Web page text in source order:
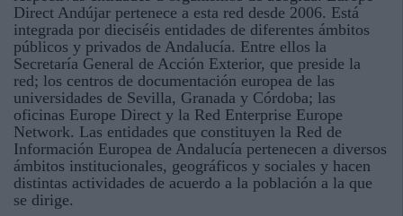
Direct Andújar pertenece a esta red desde 2006. Está
integrada por dieciséis entidades de diferentes ámbitos
públicos y privados de Andalucía. Entre ellos la
Secretaría General de Acción Exterior, que preside la
red; los centros de documentación europea de las
universidades de Sevilla, Granada y Córdoba; las
oficinas Europe Direct y la Red Enterprise Europe
Network. Las entidades que constituyen la Red de
Información Europea de Andalucía pertenecen a diversos
ámbitos institucionales, geográficos y sociales y hacen
distintas actividades de acuerdo a la población a la que
se dirige.